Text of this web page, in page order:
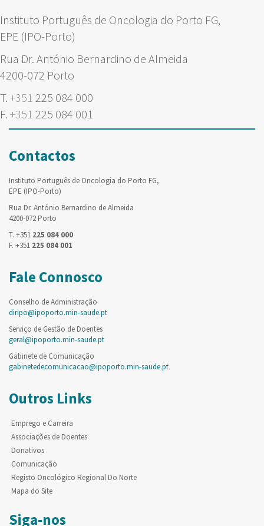
Instituto Português de Oncologia do Porto FG,
EPE (IPO-Porto)
Rua Dr. António Bernardino de Almeida
4200-072 Porto
T. +351 225 084 000
F. +351 225 084 001
Contactos
Instituto Português de Oncologia do Porto FG,
EPE (IPO-Porto)
Rua Dr. António Bernardino de Almeida
4200-072 Porto
T. +351 225 084 000
F. +351 225 084 001
Fale Connosco
Conselho de Administração
diripo@ipoporto.min-saude.pt
Serviço de Gestão de Doentes
geral@ipoporto.min-saude.pt
Gabinete de Comunicação
gabinetedecomunicacao@ipoporto.min-saude.pt
Outros Links
Emprego e Carreira
Associações de Doentes
Donativos
Comunicação
Registo Oncológico Regional Do Norte
Mapa do Site
Siga-nos